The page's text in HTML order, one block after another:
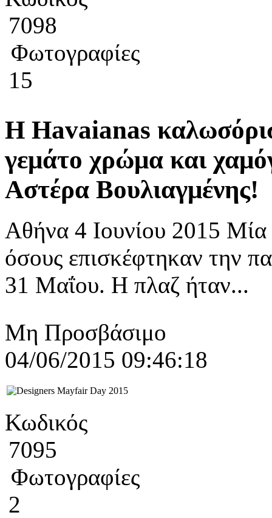
7098
Φωτογραφίες
15
Η Havaianas
γεμάτο χρώμα και
Αστέρα Βουλιαγμένης!
Αθήνα 4 Ιουνίου 2015 Μία
όσους επισκέφτηκαν την
31 Μαΐου. Η πλαζ ήταν...
Μη Προσβάσιμο
04/06/2015 09:46:18
Κωδικός
7095
Φωτογραφίες
2